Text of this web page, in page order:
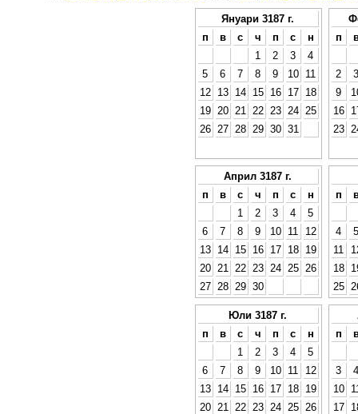
Януари 3187 г.
п
в с ч п с
н
1
2 3
4
5
6 7 8 9 10
11
12
13 14 15 16 17
18
19
20 21 22 23 24
25
26
27 28 29 30 31
п
2
3
9
16
23
Април 3187 г.
п
в с ч п с
н
1
2 3 4
5
6
7 8 9 10 11
12
13
14 15 16 17 18
19
20
21 22 23 24 25
26
27
28 29 30
п
4
5
11
18
25
Юли 3187 г.
п
в с ч п с
н
1
2 3 4
5
6
7 8 9 10 11
12
13
14 15 16 17 18
19
20
21 22 23 24 25
26
п
3
4
10
17